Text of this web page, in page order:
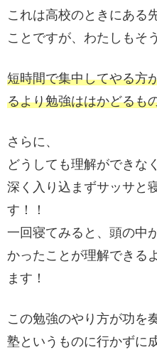
これは高校のときにある
ことですが、わたしもそ
短時間で集中してやる方
るより勉強ははかどるも
さらに、
どうしても理解ができな
深く入り込まずサッサと
す！！
一回寝てみると、頭の中
かったことが理解できる
ます！
この勉強のやり方が功を
塾というものに行かずに